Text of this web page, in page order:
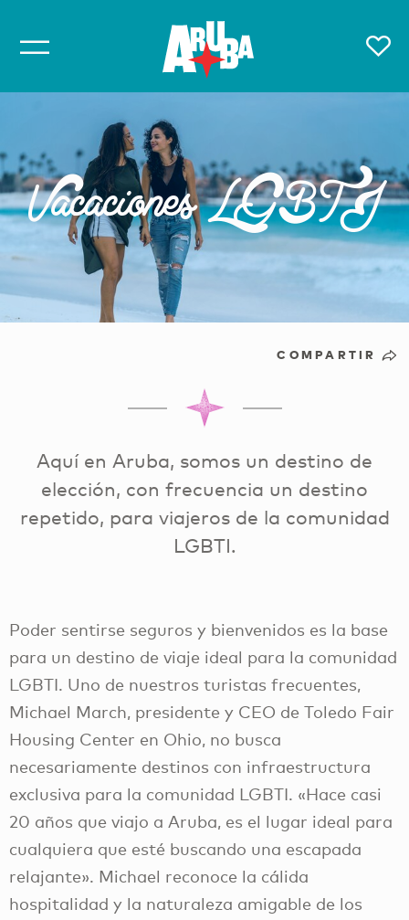
Vacaciones LGBTI
COMPARTIR
Aquí en Aruba, somos un destino de
elección, con frecuencia un destino
repetido, para viajeros de la comunidad
LGBTI.
Poder sentirse seguros y bienvenidos es la base
para un destino de viaje ideal para la comunidad
LGBTI. Uno de nuestros turistas frecuentes,
Michael March, presidente y CEO de Toledo Fair
Housing Center en Ohio, no busca
necesariamente destinos con infraestructura
exclusiva para la comunidad LGBTI. «Hace casi
20 años que viajo a Aruba, es el lugar ideal para
cualquiera que esté buscando una escapada
relajante». Michael reconoce la cálida
hospitalidad y la naturaleza amigable de los